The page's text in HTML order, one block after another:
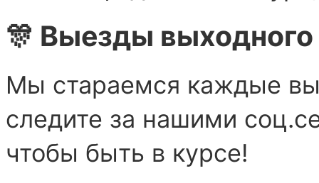
🎊 Выезды выходного
Мы стараемся каждые
следите за нашими
чтобы быть в курсе!